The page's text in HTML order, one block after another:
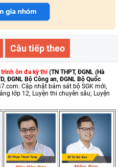
Câu tiếp theo
ôn đa kỳ thi (TN THPT, ĐGNL (Hà
ĐGNL Bộ Công an, ĐGNL Bộ Quốc
Cập nhật bám sát bộ SGK mới,
lớp 12; Luyện thi chuyên sâu; Luyện